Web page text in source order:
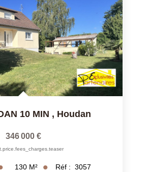
10 MIN , Houdan
346 000 €
130 M² Réf : 3057